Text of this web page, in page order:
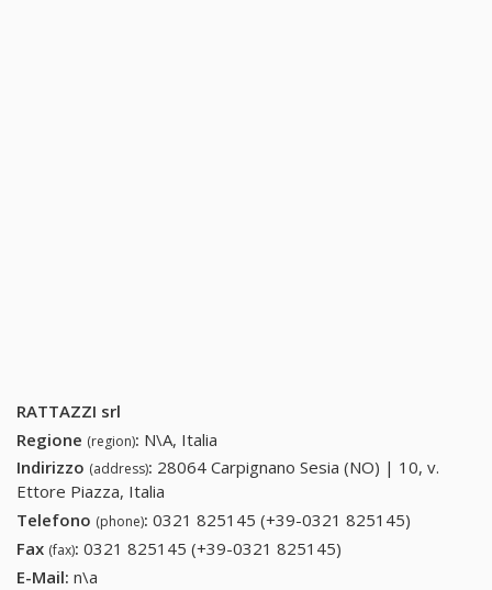
RATTAZZI srl
Regione (region): N\A, Italia
Indirizzo (address): 28064 Carpignano Sesia (NO) | 10, v.
Ettore Piazza, Italia
Telefono (phone): 0321 825145 (+39-0321 825145)
Fax (fax): 0321 825145 (+39-0321 825145)
E-Mail: n\a